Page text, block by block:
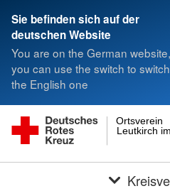
Sie befinden sich auf der
deutschen Website
You are on the German website,
you can use the switch to
the English one
Leutkirch
Ortsverein